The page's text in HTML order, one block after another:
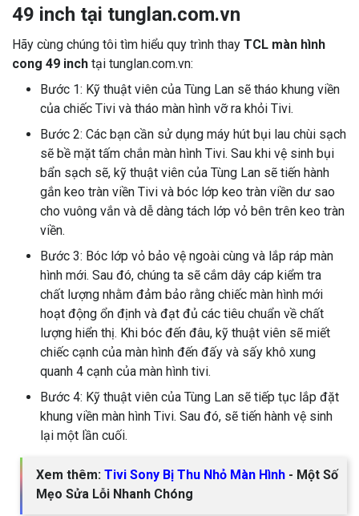
49 inch tại tunglan.com.vn
Hãy cùng chúng tôi tìm hiểu quy trình thay TCL màn hình
cong 49 inch tại tunglan.com.vn:
Bước 1: Kỹ thuật viên của Tùng Lan sẽ tháo khung viền
của chiếc Tivi và tháo màn hình vỡ ra khỏi Tivi.
Bước 2: Các bạn cần sử dụng máy hút bụi lau chùi sạch
sẽ bề mặt tấm chắn màn hình Tivi. Sau khi vệ sinh bụi
bẩn sạch sẽ, kỹ thuật viên của Tùng Lan sẽ tiến hành
gắn keo tràn viền Tivi và bóc lớp keo tràn viền dư sao
cho vuông vắn và dễ dàng tách lớp vỏ bên trên keo tràn
viền.
Bước 3: Bóc lớp vỏ bảo vệ ngoài cùng và lắp ráp màn
hình mới. Sau đó, chúng ta sẽ cắm dây cáp kiểm tra
chất lượng nhằm đảm bảo rằng chiếc màn hình mới
hoạt động ổn định và đạt đủ các tiêu chuẩn về chất
lượng hiển thị. Khi bóc đến đâu, kỹ thuật viên sẽ miết
chiếc cạnh của màn hình đến đấy và sấy khô xung
quanh 4 cạnh của màn hình tivi.
Bước 4: Kỹ thuật viên của Tùng Lan sẽ tiếp tục lắp đặt
khung viền màn hình Tivi. Sau đó, sẽ tiến hành vệ sinh
lại một lần cuối.
Xem thêm: Tivi Sony Bị Thu Nhỏ Màn Hình - Một Số
Mẹo Sửa Lỗi Nhanh Chóng